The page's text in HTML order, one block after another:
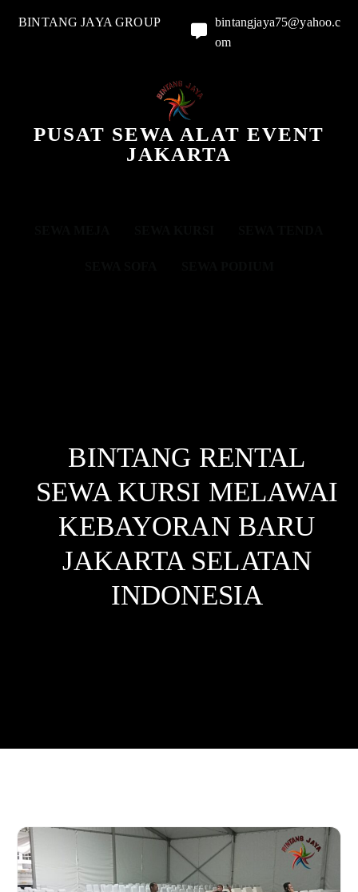
BINTANG JAYA GROUP
bintangjaya75@yahoo.c
om
PUSAT SEWA ALAT EVENT
JAKARTA
BINTANG RENTAL
SEWA KURSI MELAWAI
KEBAYORAN BARU
JAKARTA SELATAN
INDONESIA